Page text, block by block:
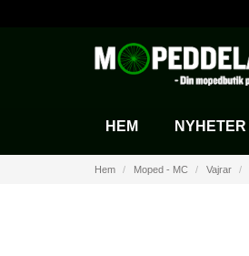
HEM NYHETER
Hem Moped - MC Vajrar